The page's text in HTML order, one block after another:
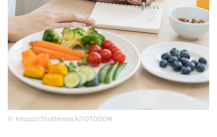
Kmpzzz/Shutterstock/FOTODOM